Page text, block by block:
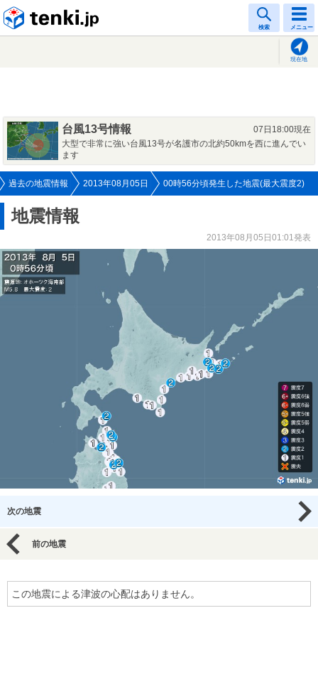
検索 メニュー
現在地
台風13号情報
07日18:00現在
大型で非常に強い台風13号が名護市の北約50kmを西に進んでい
ます
過去の地震情報 2013年08月05日 00時56分頃発生した地震(最大震度2)
地震情報
2013年08月05日01:01発表
次の地震
前の地震
この地震による津波の心配はありません。